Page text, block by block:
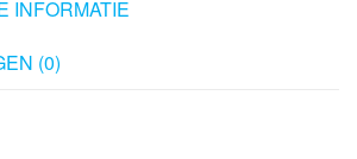
INFORMATIE
(0)